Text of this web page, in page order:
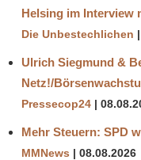
Helsing im Interview
Die Unbestechlichen
Ulrich Siegmund &
Netz!/
Pressecop24
Mehr Steuern: SPD
MMNews 08.08.2026